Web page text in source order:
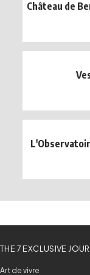
Château de
THE 7 EXCLUSIVE
Art de vivre